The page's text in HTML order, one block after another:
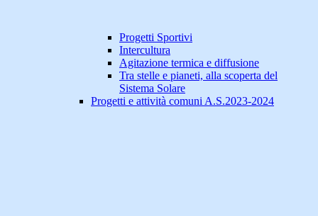
Progetti Sportivi
Intercultura
Agitazione termica e diffusione
Tra stelle e pianeti, alla scoperta del
Sistema Solare
Progetti e attività comuni A.S.2023-2024